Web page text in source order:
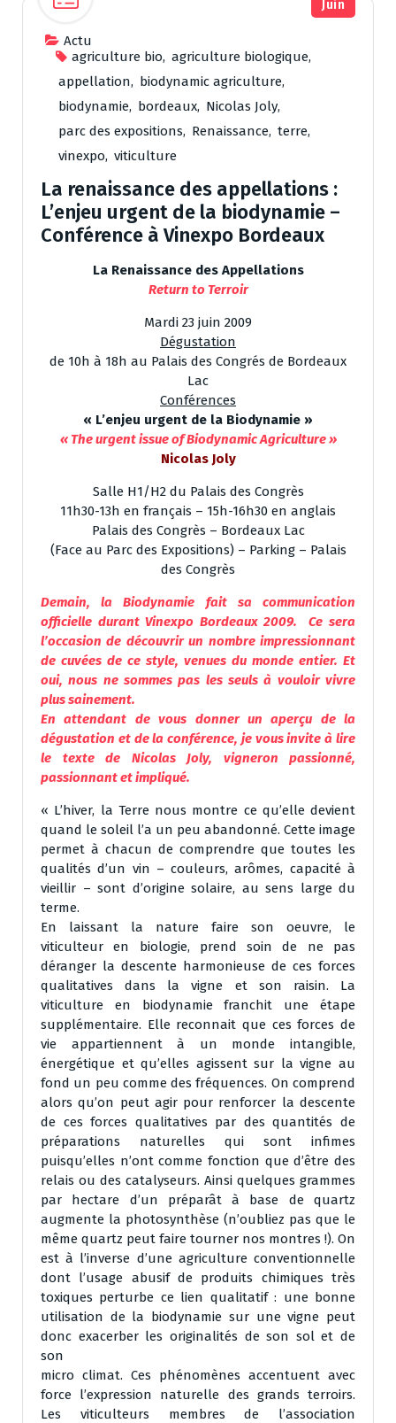
Actu
agriculture bio, agriculture biologique,
appellation, biodynamic agriculture,
biodynamie, bordeaux, Nicolas Joly,
parc des expositions, Renaissance, terre,
vinexpo, viticulture
Juin
La renaissance des appellations :
L’enjeu urgent de la biodynamie –
Conférence à Vinexpo Bordeaux
La Renaissance des Appellations
Return to Terroir
Mardi 23 juin 2009
Dégustation
de 10h à 18h au Palais des Congrés de Bordeaux
Lac
Conférences
« L’enjeu urgent de la Biodynamie »
« The urgent issue of Biodynamic Agriculture »
Nicolas Joly
Salle H1/H2 du Palais des Congrès
11h30-13h en français – 15h-16h30 en anglais
Palais des Congrès – Bordeaux Lac
(Face au Parc des Expositions) – Parking – Palais
des Congrès
Demain, la Biodynamie fait sa communication
officielle durant Vinexpo Bordeaux 2009. Ce sera
l’occasion de découvrir un nombre impressionnant
de cuvées de ce style, venues du monde entier. Et
oui, nous ne sommes pas les seuls à vouloir vivre
plus sainement.
En attendant de vous donner un aperçu de la
dégustation et de la conférence, je vous invite à lire
le texte de Nicolas Joly, vigneron passionné,
passionnant et impliqué.
« L’hiver, la Terre nous montre ce qu’elle devient
quand le soleil l’a un peu abandonné. Cette image
permet à chacun de comprendre que toutes les
qualités d’un vin – couleurs, arômes, capacité à
vieillir – sont d’origine solaire, au sens large du
terme.
En laissant la nature faire son oeuvre, le
viticulteur en biologie, prend soin de ne pas
déranger la descente harmonieuse de ces forces
qualitatives dans la vigne et son raisin. La
viticulture en biodynamie franchit une étape
supplémentaire. Elle reconnait que ces forces de
vie appartiennent à un monde intangible,
énergétique et qu’elles agissent sur la vigne au
fond un peu comme des fréquences. On comprend
alors qu’on peut agir pour renforcer la descente
de ces forces qualitatives par des quantités de
préparations naturelles qui sont infimes
puisqu’elles n’ont comme fonction que d’être des
relais ou des catalyseurs. Ainsi quelques grammes
par hectare d’un préparât à base de quartz
augmente la photosynthèse (n’oubliez pas que le
même quartz peut faire tourner nos montres !). On
est à l’inverse d’une agriculture conventionnelle
dont l’usage abusif de produits chimiques très
toxiques perturbe ce lien qualitatif : une bonne
utilisation de la biodynamie sur une vigne peut
donc exacerber les originalités de son sol et de
son
micro climat. Ces phénomènes accentuent avec
force l’expression naturelle des grands terroirs.
Les viticulteurs membres de l’association